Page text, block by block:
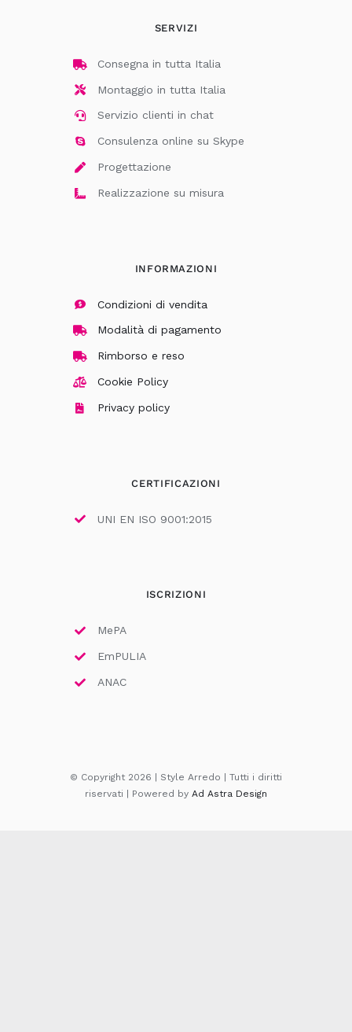
SERVIZI
Consegna in tutta Italia
Montaggio in tutta Italia
Servizio clienti in chat
Consulenza online su Skype
Progettazione
Realizzazione su misura
INFORMAZIONI
Condizioni di vendita
Modalità di pagamento
Rimborso e reso
Cookie Policy
Privacy policy
CERTIFICAZIONI
UNI EN ISO 9001:2015
ISCRIZIONI
MePA
EmPULIA
ANAC
© Copyright 2026 | Style Arredo | Tutti i diritti
riservati | Powered by Ad Astra Design